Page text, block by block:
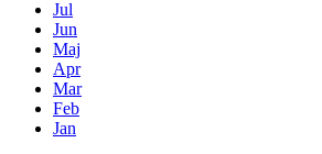
Jul
Jun
Maj
Apr
Mar
Feb
Jan